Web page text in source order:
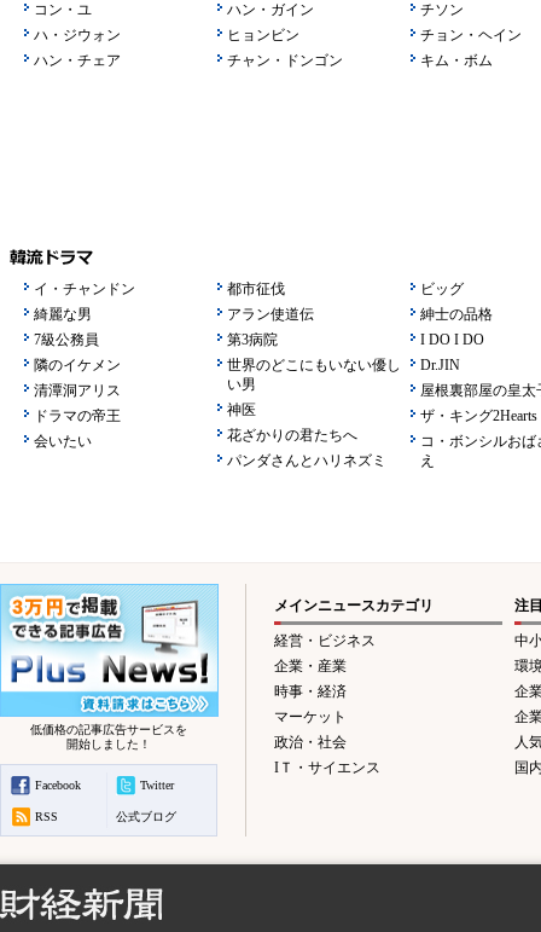
コン・ユ
ハ・ジウォン
ハン・チェア
ハン・ガイン
ヒョンビン
チャン・ドンゴン
チソン
チョン・ヘイン
キム・ボム
イ・チャンドン
綺麗な男
7級公務員
隣のイケメン
清潭洞アリス
ドラマの帝王
会いたい
都市征伐
アラン使道伝
第3病院
世界のどこにもいない優し
い男
神医
花ざかりの君たちへ
パンダさんとハリネズミ
ビッグ
紳士の品格
I DO I DO
Dr.JIN
屋根裏部屋の皇太
ザ・キング2Hearts
コ・ボンシルおば
え
低価格の記事広告サービスを
開始しました！
Facebook Twitter
RSS 公式ブログ
メインニュースカテゴリ
経営・ビジネス
企業・産業
時事・経済
マーケット
政治・社会
IＴ・サイエンス
注
中
環
企
企
人
国